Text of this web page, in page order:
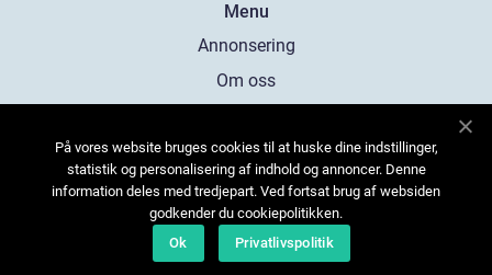
Menu
Annonsering
Om oss
Kontakta oss
Sitemap
På vores website bruges cookies til at huske dine indstillinger,
statistik og personalisering af indhold og annoncer. Denne
information deles med tredjepart. Ved fortsat brug af websiden
godkender du cookiepolitikken.
Ok
Privatlivspolitik